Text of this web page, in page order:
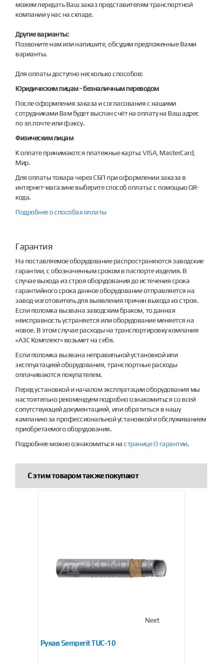
можем передать Ваш заказ представителям транспортной
компании у нас на складе.
Другие варианты:
Позвоните нам или напишите, обсудим предложенные Вами
варианты.
Для оплаты доступно несколько способов:
Юридическим лицам - безналичным переводом
После оформления заказа и согласования с нашими
сотрудниками Вам будет выслан счёт на оплату на Ваш адрес
по эл.почте или факсу.
Физическим лицам
К оплате принимаются платежные карты: VISA, MasterCard,
Мир.
Для оплаты товара через СБП при оформлении заказа в
интернет-магазине выберите способ оплаты: с помощью QR-
кода.
Подробнее о способах оплаты
Гарантия
На поставляемое оборудование распространяются заводские
гарантии, с обозначенным сроком в паспорте изделия. В
случае выхода из строя оборудования до истечения срока
гарантийного срока данное оборудование отправляется на
завод-изготовитель для выявления причин выхода из строя.
Если поломка вызвана заводским браком, то данная
неисправность устраняется или оборудование меняется на
новое. В этом случае расходы на транспортировку компания
«АЗС Комплект» возьмет на себя.
Если поломка вызвана неправильной установкой или
эксплуатацией оборудования, транспортные расходы
оплачиваются покупателем.
Перед установкой и началом эксплуатации оборудования мы
настоятельно рекомендуем подробно ознакомиться со всей
сопутствующей документацией, или обратиться в нашу
кампанию за профессиональной установкой и обслуживанием
приобретаемого оборудования.
Подробнее можно ознакомиться настранице О гарантии.
С этим товаром так же покупают
Рукав Semperit TUС-10
Next